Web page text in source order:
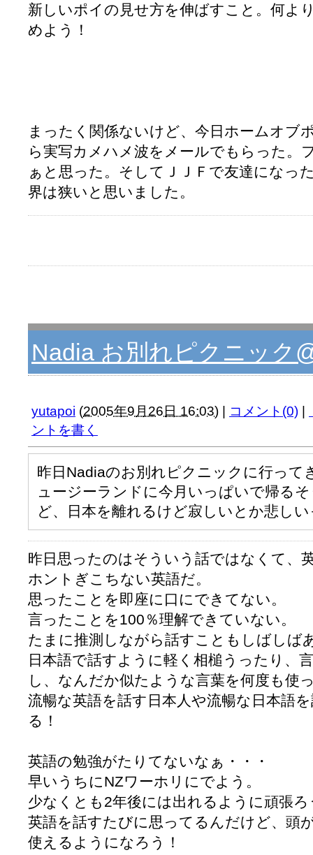
新しいポイの見せ方を伸ばすこと。何よ
めよう！
まったく関係ないけど、今日ホームオブ
ら実写カメハメ波をメールでもらった。
ぁと思った。そしてＪＪＦで友達になっ
界は狭いと思いました。
Nadia お別れピクニック
yutapoi (2005年9月26日 16:03) | コメント(0) |
ントを書く
昨日Nadiaのお別れピクニックに行って
ュージーランドに今月いっぱいで帰る
ど、日本を離れるけど寂しいとか悲し
昨日思ったのはそういう話ではなくて、
ホントぎこちない英語だ。
思ったことを即座に口にできてない。
言ったことを100％理解できていない。
たまに推測しながら話すこともしばしば
日本語で話すように軽く相槌うったり、
し、なんだか似たような言葉を何度も使
流暢な英語を話す日本人や流暢な日本語
る！
英語の勉強がたりてないなぁ・・・
早いうちにNZワーホリにでよう。
少なくとも2年後には出れるように頑張ろ
英語を話すたびに思ってるんだけど、頭
使えるようになろう！